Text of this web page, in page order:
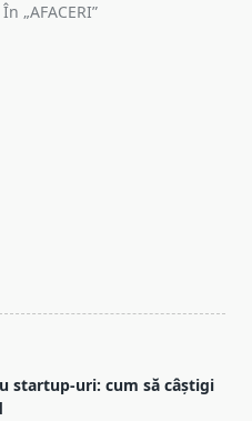
În „AFACERI”
startup-uri: cum să câștigi